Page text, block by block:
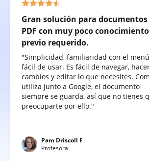
Gran solución para documentos
PDF con muy poco conocimiento
previo requerido.
"Simplicidad, familiaridad con el
fácil de usar. Es fácil de navegar,
cambios y editar lo que necesites.
utiliza junto a Google, el documento
siempre se guarda, así que no tienes
preocuparte por ello."
Pam Driscoll F
Profesora